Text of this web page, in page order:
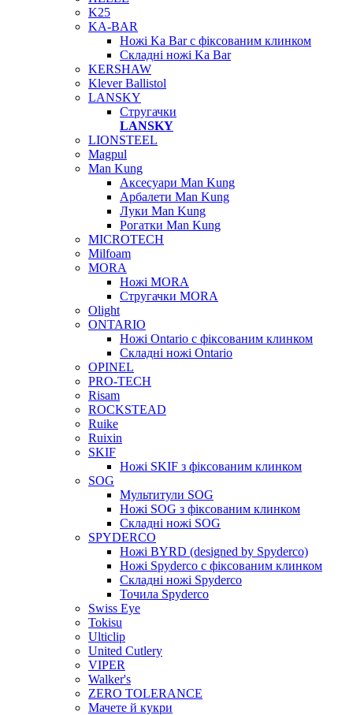
K25
KA-BAR
Ножі Ka Bar c фіксованим клинком
Складні ножі Ka Bar
KERSHAW
Klever Ballistol
LANSKY
Стругачки
LANSKY
LIONSTEEL
Magpul
Man Kung
Аксесуари Man Kung
Арбалети Man Kung
Луки Man Kung
Рогатки Man Kung
MICROTECH
Milfoam
MORA
Ножі MORA
Стругачки MORA
Olight
ONTARIO
Ножі Ontario c фіксованим клинком
Складні ножі Ontario
OPINEL
PRO-TECH
Risam
ROCKSTEAD
Ruike
Ruixin
SKIF
Ножі SKIF з фіксованим клинком
SOG
Мультитули SOG
Ножі SOG з фіксованим клинком
Складні ножі SOG
SPYDERCO
Ножі BYRD (designed by Spyderco)
Ножі Spyderco c фіксованим клинком
Складні ножі Spyderco
Точила Spyderco
Swiss Eye
Tokisu
Ulticlip
United Cutlery
VIPER
Walker's
ZERO TOLERANCE
Мачете й кукри